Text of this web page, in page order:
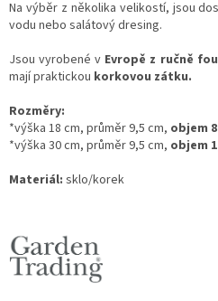
Na výběr z několika velikostí, jsou
vodu nebo salátový dresing.
Jsou vyrobené v Evropě z ručně
mají praktickou korkovou zátku.
Rozměry:
*výška 18 cm, průměr 9,5 cm, objem
*výška 30 cm, průměr 9,5 cm, objem
Materiál: sklo/korek